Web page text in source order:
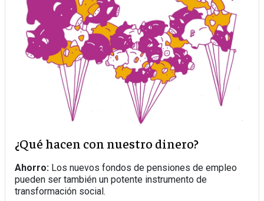
¿Qué hacen con nuestro dinero?
Ahorro: Los nuevos fondos de pensiones de empleo
pueden ser también un potente instrumento de
transformación social.